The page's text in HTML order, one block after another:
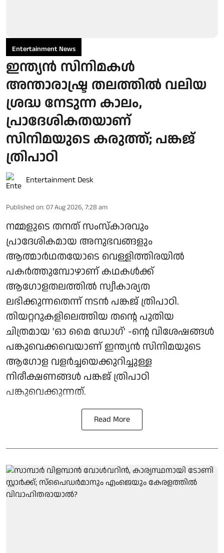
Entertainment News
ഇന്ത്യൻ സിനിമകൾ
അന്താരാഷ്ട്ര തലത്തിൽ വലിയ
ശ്രദ്ധ നേടുന്ന കാലം,
പ്രാദേശികതയാണ്
സിനിമയുടെ കരുത്ത്; പങ്കജ്
ത്രിപാഠി
Entertainment Desk
Published on: 07 Aug 2026, 7:28 am
നമ്മളുടെ തനത് സംസ്കാരവും
പ്രാദേശികമായ അനുഭവങ്ങളും
ആത്മാർഥതയോടെ വെള്ളിത്തിരയിൽ
പകർത്തുമ്പോഴാണ് കഥകൾക്ക്
ആഗോളതലത്തിൽ സ്വീകാര്യത
ലഭിക്കുന്നതെന്ന് നടൻ പങ്കജ് ത്രിപാഠി.
തിയറ്ററുകളിലെത്തിയ തന്റെ പുതിയ
ചിത്രമായ 'ഓ മൈ ഡോഗ്' -ന്റെ വിശേഷങ്ങൾ
പങ്കുവെക്കവെയാണ് ഇന്ത്യൻ സിനിമയുടെ
ആഗോള വളർച്ചയെക്കുറിച്ചുള്ള
നിരീക്ഷണങ്ങൾ പങ്കജ് ത്രിപാഠി
പങ്കുവെക്കുന്നത്.
Read More